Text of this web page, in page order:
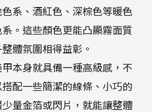
系、酒紅色、深棕色等暖色
。這些顏色更能凸顯霧面質
體氛圍相得益彰。
本身就具備一種高級感，不
配一些簡潔的線條、小巧的
量金箔或閃片，就能讓整體